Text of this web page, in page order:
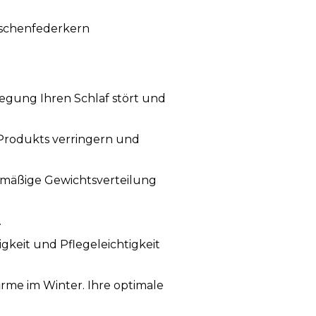
Ihren Schlaf stört und
verringern und
Gewichtsverteilung
und Pflegeleichtigkeit
im Winter. Ihre optimale